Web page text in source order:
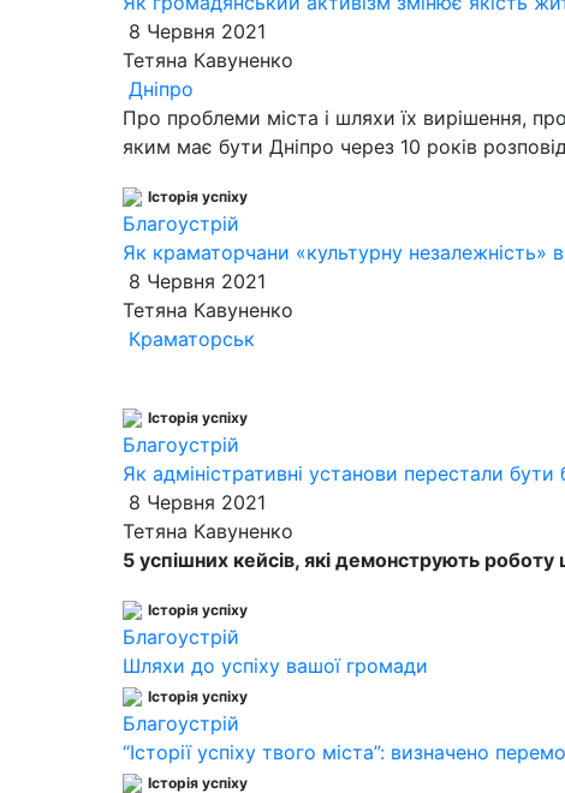
8 Червня 2021
Тетяна Кавуненко
Дніпро
Про проблеми міста і шляхи їх вирішення,
яким має бути Дніпро через 10 років
Історія успіху
Благоустрій
Як краматорчани «культурну незалежність»
8 Червня 2021
Тетяна Кавуненко
Краматорськ
Історія успіху
Благоустрій
Як адміністративні установи перестали бути
8 Червня 2021
Тетяна Кавуненко
5 успішних кейсів, які демонструють роботу
Історія успіху
Благоустрій
Шляхи до успіху вашої громади
Історія успіху
Благоустрій
“Історії успіху твого міста”: визначено
Історія успіху